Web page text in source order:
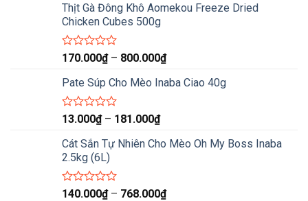
Thịt Gà Đông Khô Aomekou Freeze Dried
Chicken Cubes 500g
Được
hạng
0
5
170.000₫ – 800.000₫Khoảng
từ
Pate Súp Cho Mèo Inaba Ciao 40g
Được
hạng
0
5
sao
13.000₫ – 181.000₫Khoảng
từ
181.000₫
Cát Sắn Tự Nhiên Cho Mèo Oh My Boss Inaba
2.5kg (6L)
Được
140.000₫ – 768.000₫Khoảng